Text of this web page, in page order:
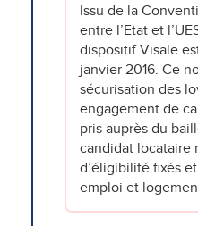
Issu de la
entre l’Etat et
dispositif Visale
janvier 2016. Ce
sécurisation des
engagement de
pris auprès du
candidat locataire
d’éligibilité fixés
emploi et